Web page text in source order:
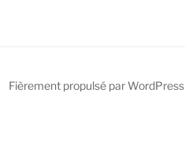
Fièrement propulsé par WordPress